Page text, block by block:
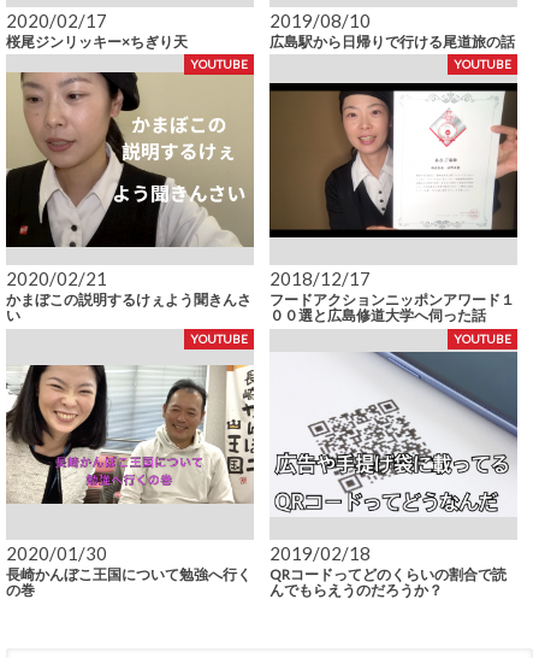
2020/02/17
桜尾ジンリッキー×ちぎり天
2019/08/10
広島駅から日帰りで行ける尾道旅の話
YOUTUBE
2020/02/21
かまぼこの説明するけぇよう聞きんさ
い
YOUTUBE
2018/12/17
フードアクションニッポンアワード１
００選と広島修道大学へ伺った話
YOUTUBE
2020/01/30
長崎かんぼこ王国について勉強へ行く
の巻
YOUTUBE
2019/02/18
QRコードってどのくらいの割合で読
んでもらえうのだろうか？